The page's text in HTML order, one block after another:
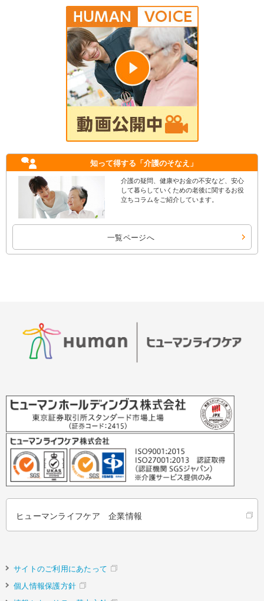
知って得する 「介護のそなえ」
介護の疑問、健康やお金の不安など、安心
して暮らしていくための老後に関するお役
立ちコラムをご紹介しています。
一覧ページへ
ヒューマンライフケア 企業情報
サイトのご利用にあたって
個人情報保護方針